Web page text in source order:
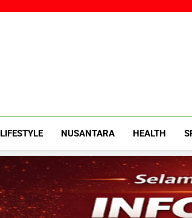
LIFESTYLE NUSANTARA HEALTH